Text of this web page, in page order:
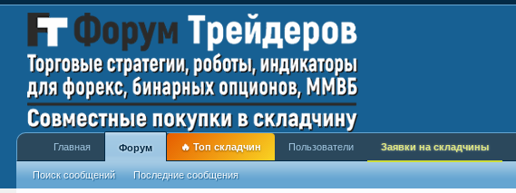
Главная Форум
Поиск сообщений Последние сообщения
🔥 Топ складчин Пользователи Заявки на складчины